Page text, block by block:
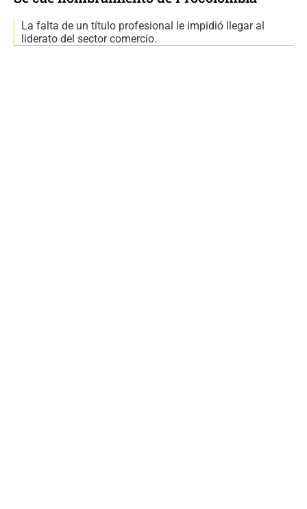
La falta de un título profesional le impidió llegar al
liderato del sector comercio.